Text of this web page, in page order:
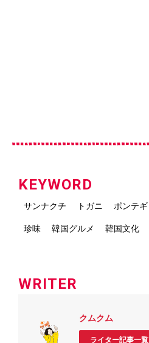
KEYWORD
サンナクチ トガニ ポンテギ
珍味 韓国グルメ 韓国文化
WRITER
クムクム
ライター記事一覧